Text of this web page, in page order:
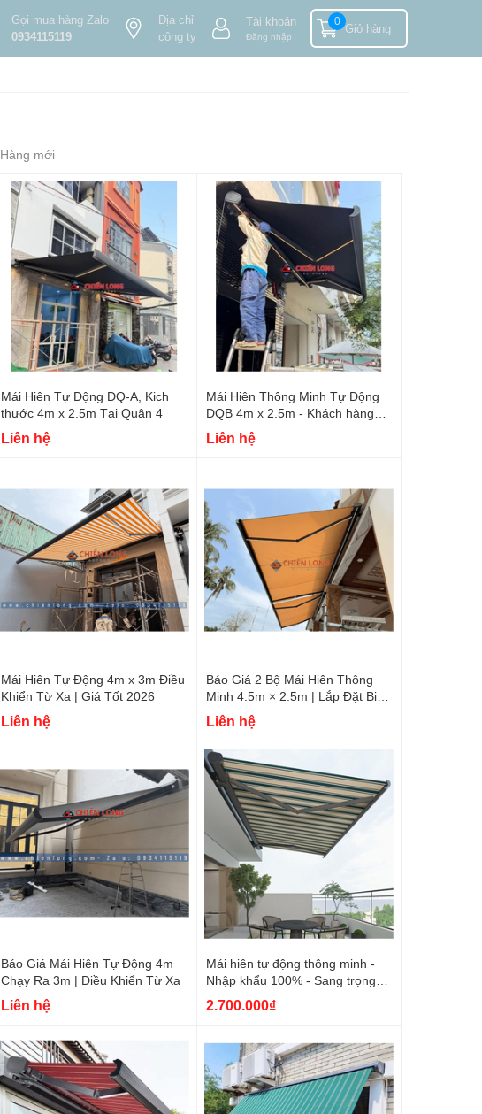
Gọi mua hàng Zalo
0934115119
Địa chỉ
công ty
Tài khoản
Đăng nhập
Giỏ hàng
0
Hàng mới
Mái Hiên Tự Động DQ-A, Kich
thước 4m x 2.5m Tại Quận 4
Liên hệ
Mái Hiên Thông Minh Tự Động
DQB 4m x 2.5m - Khách hàng
Q1
Liên hệ
Mái Hiên Tự Động 4m x 3m Điều
Khiển Từ Xa | Giá Tốt 2026
Liên hệ
Báo Giá 2 Bộ Mái Hiên Thông
Minh 4.5m × 2.5m | Lắp Đặt Biệt
Thự Đồng Tháp
Liên hệ
Báo Giá Mái Hiên Tự Động 4m
Chạy Ra 3m | Điều Khiển Từ Xa
Liên hệ
Mái hiên tự động thông minh -
Nhập khẩu 100% - Sang trọng
đẳng cấp
2.700.000₫